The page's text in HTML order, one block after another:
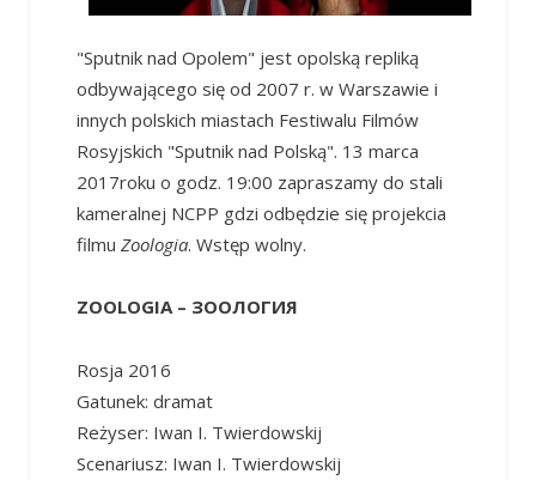
"Sputnik nad Opolem" jest opolską repliką
odbywającego się od 2007 r. w Warszawie i
innych polskich miastach Festiwalu Filmów
Rosyjskich "Sputnik nad Polską". 13 marca
2017roku o godz. 19:00 zapraszamy do stali
kameralnej NCPP gdzi odbędzie się projekcia
filmu Zoologia. Wstęp wolny.
ZOOLOGIA – ЗООЛОГИЯ
Rosja 2016
Gatunek: dramat
Reżyser: Iwan I. Twierdowskij
Scenariusz: Iwan I. Twierdowskij